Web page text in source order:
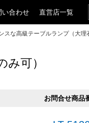
い合わせ 直営店一覧
スな高級テーブルランプ（大理
可）
お問合せ商品